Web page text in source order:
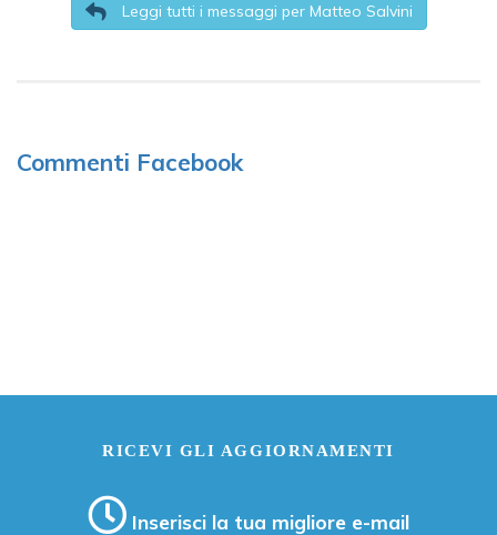
Leggi tutti i messaggi per Matteo Salvini
Commenti Facebook
RICEVI GLI AGGIORNAMENTI
Inserisci la tua migliore e-mail